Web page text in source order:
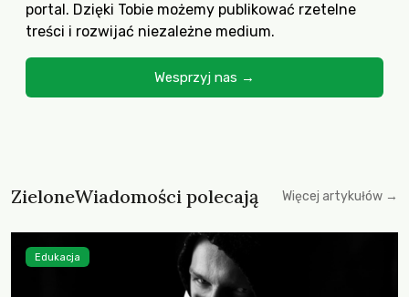
portal. Dzięki Tobie możemy publikować rzetelne
treści i rozwijać niezależne medium.
Wesprzyj nas →
ZieloneWiadomości polecają Więcej artykułów →
Edukacja